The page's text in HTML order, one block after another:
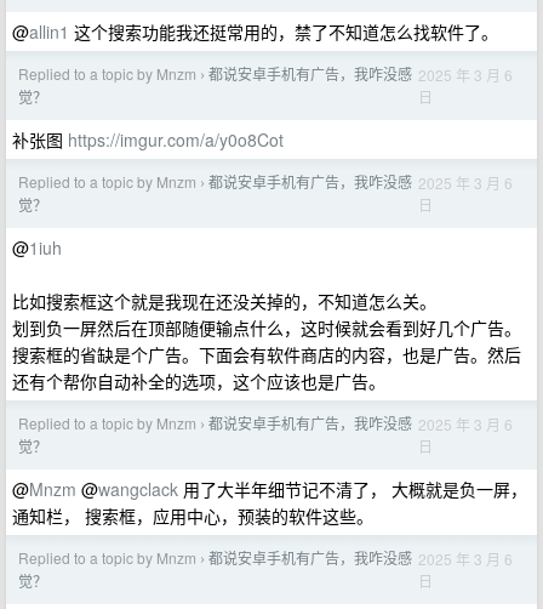
@allin1 这个搜索功能我还挺常用的，禁了不知道怎么找软件了。
Replied to a topic by Mnzm › 都说安卓手机有广告，我咋没感
觉？
2025 年 3 月 6
日
补张图 https://imgur.com/a/y0o8Cot
Replied to a topic by Mnzm › 都说安卓手机有广告，我咋没感
觉？
2025 年 3 月 6
日
@1iuh
比如搜索框这个就是我现在还没关掉的，不知道怎么关。
划到负一屏然后在顶部随便输点什么，这时候就会看到好几个广告。
搜索框的省缺是个广告。下面会有软件商店的内容，也是广告。然后
还有个帮你自动补全的选项，这个应该也是广告。
Replied to a topic by Mnzm › 都说安卓手机有广告，我咋没感
觉？
2025 年 3 月 6
日
@Mnzm @wangclack 用了大半年细节记不清了， 大概就是负一屏，
通知栏， 搜索框，应用中心，预装的软件这些。
Replied to a topic by Mnzm › 都说安卓手机有广告，我咋没感
觉？
2025 年 3 月 6
日